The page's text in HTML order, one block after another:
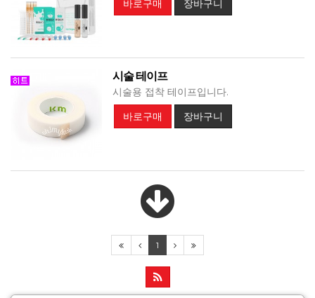
바로구매
장바구니
시술 테이프
시술용 접착 테이프입니다.
바로구매
장바구니
1